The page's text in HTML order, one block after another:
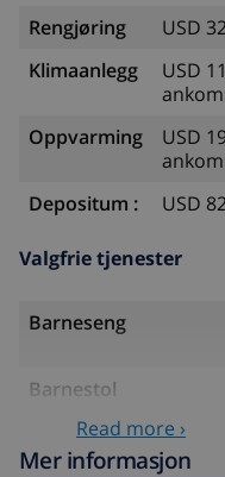
Rengjøring
USD
Klimaanlegg
USD
Oppvarming
USD
Depositum :
USD
Valgfrie tjenester
Barneseng
Barnestol
Internett
Read more ›
Mer informasjon